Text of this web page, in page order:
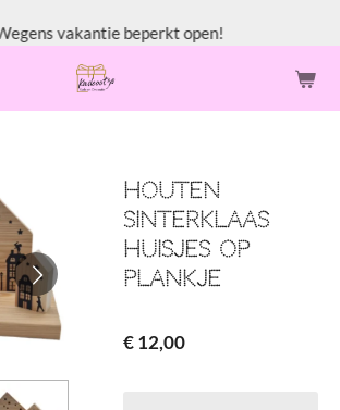
vakantie beperkt open!
Houten
Sinterklaas
huisjes op
plankje
€ 12,00